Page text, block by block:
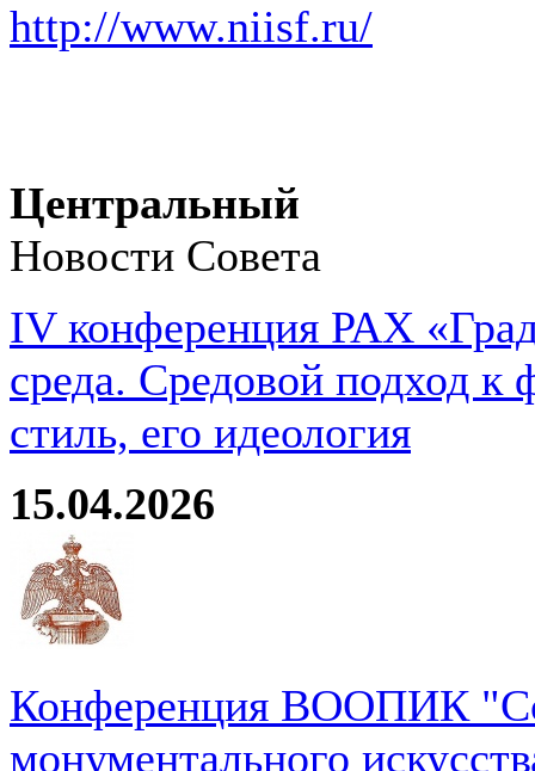
http://www.niisf.ru/
Центральный
Новости Совета
IV конференция РАХ
среда. Средовой подход
стиль, его идеология
15.04.2026
Конференция ВООПИК
монументального